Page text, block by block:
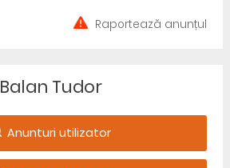
Raportează anunțul
Balan Tudor
Anunturi utilizator